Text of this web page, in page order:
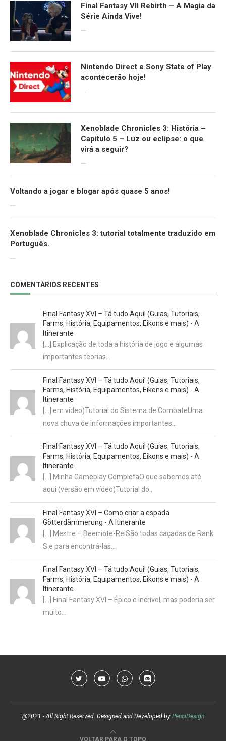
Final Fantasy VII Rebirth – A Magia da
Série Ainda Vive!
Nintendo Direct e Sony State of Play
acontecerão hoje!
Xenoblade Chronicles 3: História –
Capítulo 5 – Luz ou eclipse: o que
virá a seguir?
Voltando a jogar e blogar após quase 5 anos!
Xenoblade Chronicles 3: tutorial totalmente traduzido em
Português.
COMENTÁRIOS RECENTES
Final Fantasy XVI – Tá tudo Aqui! (Guias, Tutoriais,
Farms, História, Equipamentos, Eikons e mais) - A
Itinerante
[…] Explicação de toda a história de jogo e algumas
importantes teorias…
Final Fantasy XVI – Tá tudo Aqui! (Guias, Tutoriais,
Farms, História, Equipamentos, Eikons e mais) - A
Itinerante
[…] em vídeo)Tutorial do Sistema de CombateUma
nova chuva de informações importantes…
Final Fantasy XVI – Tá tudo Aqui! (Guias, Tutoriais,
Farms, História, Equipamentos, Eikons e mais) - A
Itinerante
[…] Minha Gameplay CompletaO que sabemos até
aqui (versão em vídeo)Tutorial do…
Final Fantasy XVI – Como criar a espada
Götterdämmerung - A Itinerante
[…] Mestre – Beemote-ReiSão todas caçadas de Rank
S e para encontrá-las…
Final Fantasy XVI – Tá tudo Aqui! (Guias, Tutoriais,
Farms, História, Equipamentos, Eikons e mais) - A
Itinerante
[…] Final Fantasy XVI – Épico e Incrível, mas poderia ser
muito…
@2021 - All Right Reserved. Designed and Developed by PenciDesign
VOLTAR PARA O TOPO